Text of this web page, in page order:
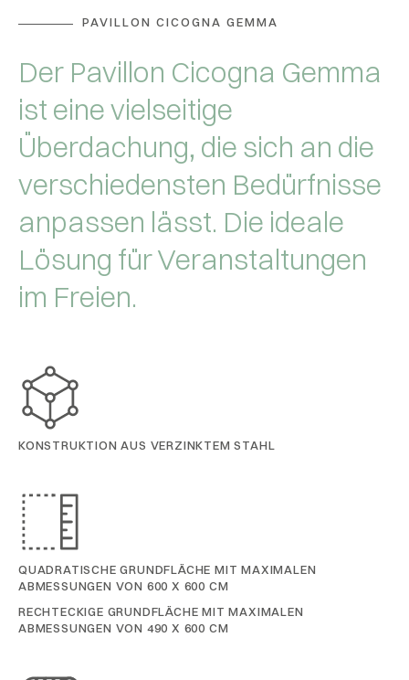
PAVILLON CICOGNA GEMMA
Der Pavillon Cicogna Gemma
ist eine vielseitige
Überdachung, die sich an die
verschiedensten Bedürfnisse
anpassen lässt. Die ideale
Lösung für Veranstaltungen
im Freien.
KONSTRUKTION AUS VERZINKTEM STAHL
QUADRATISCHE GRUNDFLÄCHE MIT MAXIMALEN
ABMESSUNGEN VON 600 X 600 CM
RECHTECKIGE GRUNDFLÄCHE MIT MAXIMALEN
ABMESSUNGEN VON 490 X 600 CM